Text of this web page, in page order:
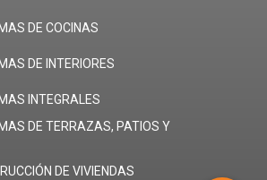
DE COCINAS
DE INTERIORES
INTEGRALES
DE TERRAZAS, PATIOS Y
DE VIVIENDAS